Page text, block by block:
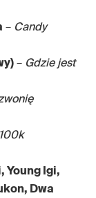
– Candy
– Gdzie jest
100k
Young Igi,
Dwa